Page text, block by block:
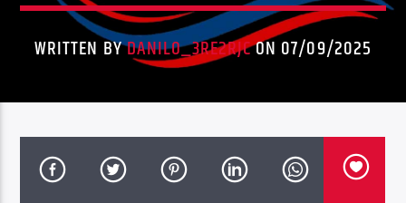
Radio hola
WRITTEN BYDANILO_3RE2RJCON 07/09/2025